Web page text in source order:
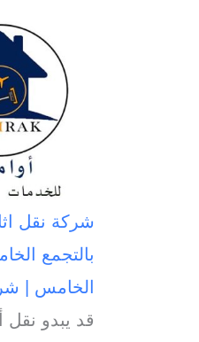
شركة نقل
بالتجمع
الخامس |
قد يبدو